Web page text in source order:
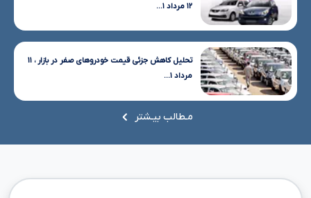
۱۲ مرداد ۱...
تحلیل کاهش جزئی قیمت خودروهای صفر در بازار ، ۱۱
مرداد ۱...
مـطالب بیـشتر